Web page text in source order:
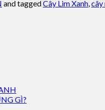
and taggedCây Lim Xanh,cây
GÌ?